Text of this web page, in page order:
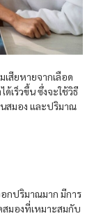
เสียหายจากเลือด
เร็วขึ้น ซึ่งจะใช้วิธี
สมอง และปริมาณ
กปริมาณมาก มีการ
มองที่เหมาะสมกับ